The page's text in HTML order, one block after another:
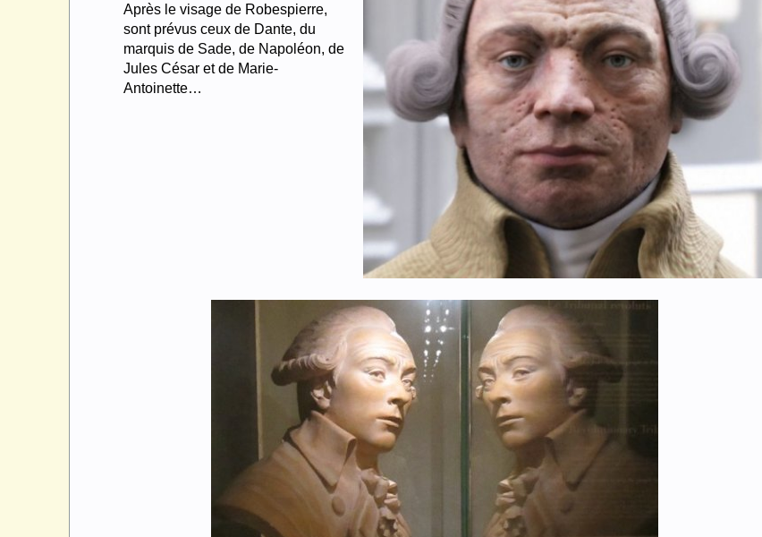
Après le visage de Robespierre,
sont prévus ceux de Dante, du
marquis de Sade, de Napoléon, de
Jules César et de Marie-
Antoinette…